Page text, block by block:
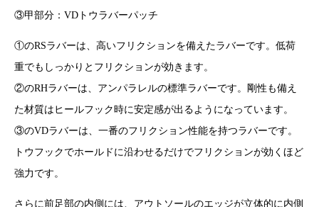
③甲部分：VDトウラバーパッチ
①のRSラバーは、高いフリクションを備えたラバーです。低荷
重でもしっかりとフリクションが効きます。
②のRHラバーは、アンパラレルの標準ラバーです。剛性も備え
た材質はヒールフック時に安定感が出るようになっています。
③のVDラバーは、一番のフリクション性能を持つラバーです。
トウフックでホールドに沿わせるだけでフリクションが効くほど
強力です。
さらに前足部の内側には、アウトソールのエッジが立体的に内側